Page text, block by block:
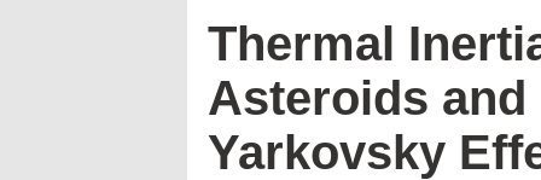
Thermal
Asteroids
Yarkovsky